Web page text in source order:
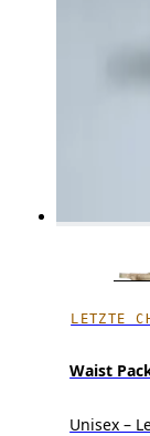
LETZTE
Waist
Unisex –